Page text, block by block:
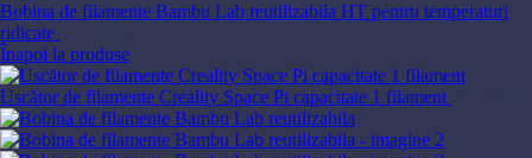
Bobina de filamente Bambu Lab reutilizabila HT pentru temperaturi
ridicate
Înapoi la produse
Uscător de filamente Creality Space Pi capacitate 1 filament